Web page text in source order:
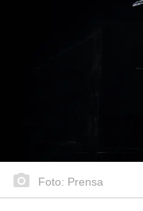
Foto: Prensa